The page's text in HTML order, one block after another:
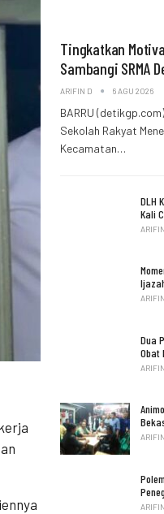
Tingkatkan
Sambangi SRMA
ARIFIN D 6 AGU 2026
BARRU
Sekolah Rakyat
Kecamatan…
DLH
Kali
Dua
Obat